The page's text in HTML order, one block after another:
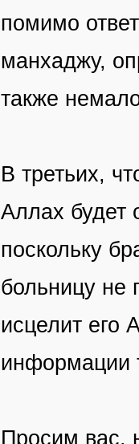
помимо
манхаджу,
также
В третьих,
Аллах будет
поскольку
больницу не
исцелит его
информации
Просим вас,